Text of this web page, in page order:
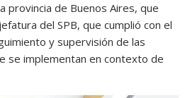
provincia de Buenos Aires, que
del SPB, que cumplió con el
y supervisión de las
se implementan en contexto de